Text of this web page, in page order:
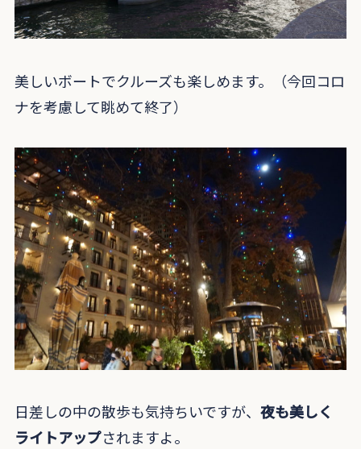
美しいボートでクルーズも楽しめます。（今回コロ
ナを考慮して眺めて終了）
日差しの中の散歩も気持ちいですが、 夜も美しく
ライトアップされますよ。